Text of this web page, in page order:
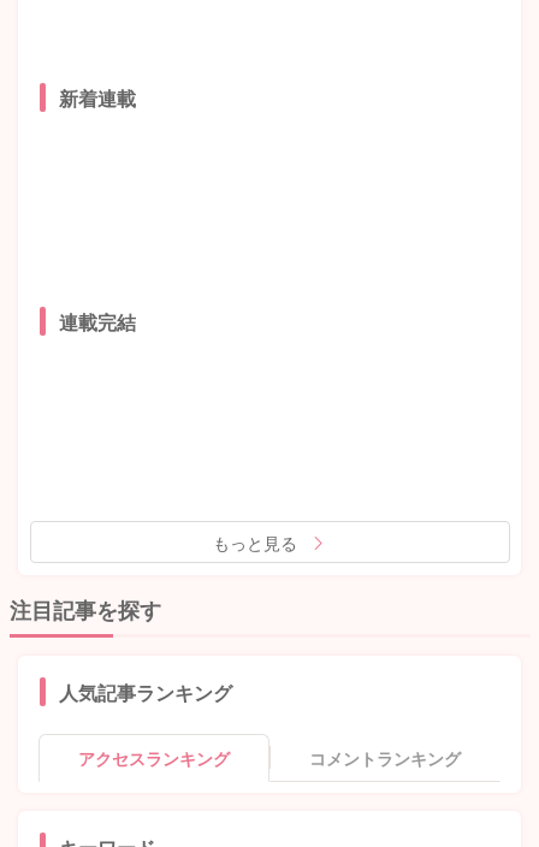
新着連載
連載完結
もっと見る
注目記事を探す
人気記事ランキング
アクセスランキング コメントランキング